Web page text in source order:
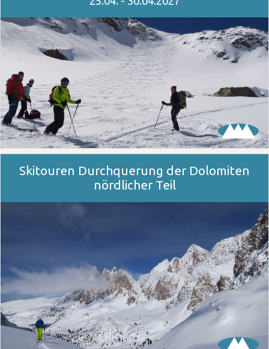
Skitouren Durchquerung der Dolomiten
nördlicher Teil